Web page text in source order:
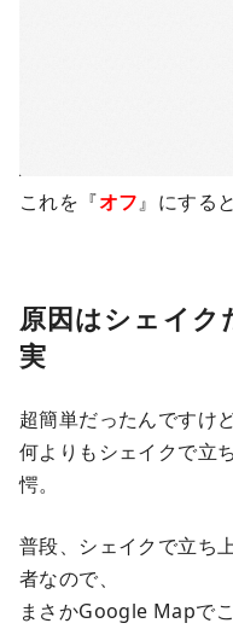
これを『オフ』にする
原因はシェイク
実
超簡単だったんですけど
何よりもシェイクで立
愕。
普段、シェイクで立ち
者なので、
まさかGoogle Mapで